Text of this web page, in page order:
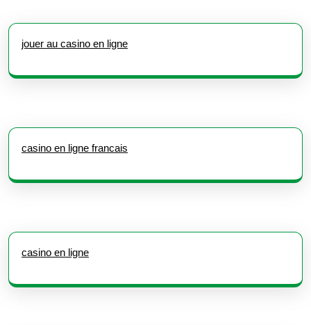
jouer au casino en ligne
casino en ligne francais
casino en ligne